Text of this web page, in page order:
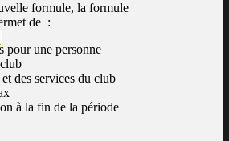
formule, la formule
de :
pour une personne
des services du club
à la fin de la période